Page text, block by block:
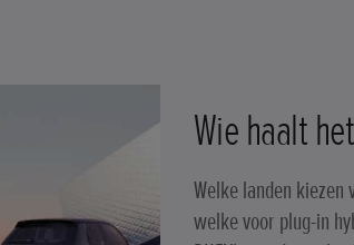
Wie haalt
Welke landen kiezen
welke voor plug-in